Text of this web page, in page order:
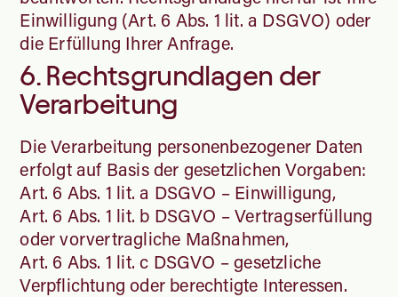
Einwilligung (Art. 6 Abs. 1 lit. a DSGVO) oder
die Erfüllung Ihrer Anfrage.
6. Rechtsgrundlagen der
Verarbeitung
Die Verarbeitung personenbezogener Daten
erfolgt auf Basis der gesetzlichen Vorgaben:
Art. 6 Abs. 1 lit. a DSGVO – Einwilligung,
Art. 6 Abs. 1 lit. b DSGVO – Vertragserfüllung
oder vorvertragliche Maßnahmen,
Art. 6 Abs. 1 lit. c DSGVO – gesetzliche
Verpflichtung oder berechtigte Interessen.